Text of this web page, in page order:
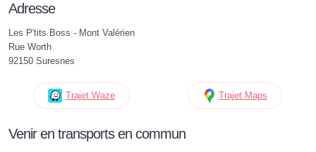
Adresse
Les P'tits Boss - Mont Valérien
Rue Worth
92150 Suresnes
Trajet Waze Trajet Maps
Venir en transports en commun